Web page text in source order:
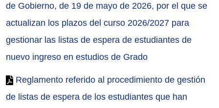
de Gobierno, de 19 de mayo de 2026, por el que se
actualizan los plazos del curso 2026/2027 para
gestionar las listas de espera de estudiantes de
nuevo ingreso en estudios de Grado
Reglamento referido al procedimiento de gestión
de listas de espera de los estudiantes que han